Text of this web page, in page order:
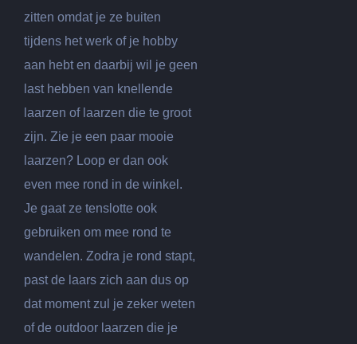
zitten omdat je ze buiten
tijdens het werk of je hobby
aan hebt en daarbij wil je geen
last hebben van knellende
laarzen of laarzen die te groot
zijn. Zie je een paar mooie
laarzen? Loop er dan ook
even mee rond in de winkel.
Je gaat ze tenslotte ook
gebruiken om mee rond te
wandelen. Zodra je rond stapt,
past de laars zich aan dus op
dat moment zul je zeker weten
of de outdoor laarzen die je